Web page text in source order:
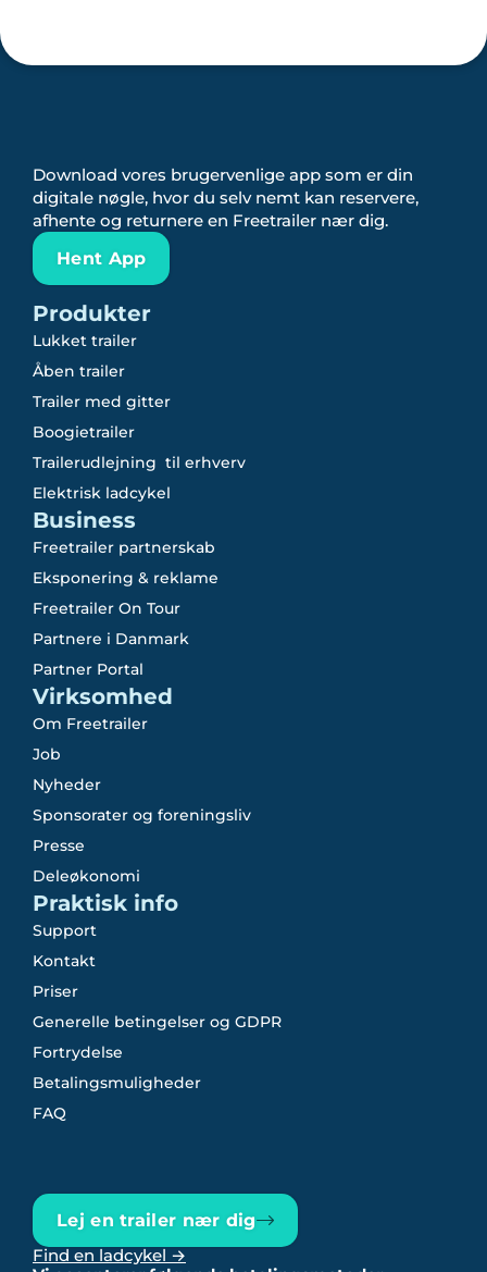
Download vores brugervenlige app som er din
digitale nøgle, hvor du selv nemt kan reservere,
afhente og returnere en Freetrailer nær dig.
Hent App
Produkter
Lukket trailer
Åben trailer
Trailer med gitter
Boogietrailer
Trailerudlejning til erhverv
Elektrisk ladcykel
Business
Freetrailer partnerskab
Eksponering & reklame
Freetrailer On Tour
Partnere i Danmark
Partner Portal
Virksomhed
Om Freetrailer
Job
Nyheder
Sponsorater og foreningsliv
Presse
Deleøkonomi
Praktisk info
Support
Kontakt
Priser
Generelle betingelser og GDPR
Fortrydelse
Betalingsmuligheder
FAQ
Lej en trailer nær dig
Find en ladcykel →